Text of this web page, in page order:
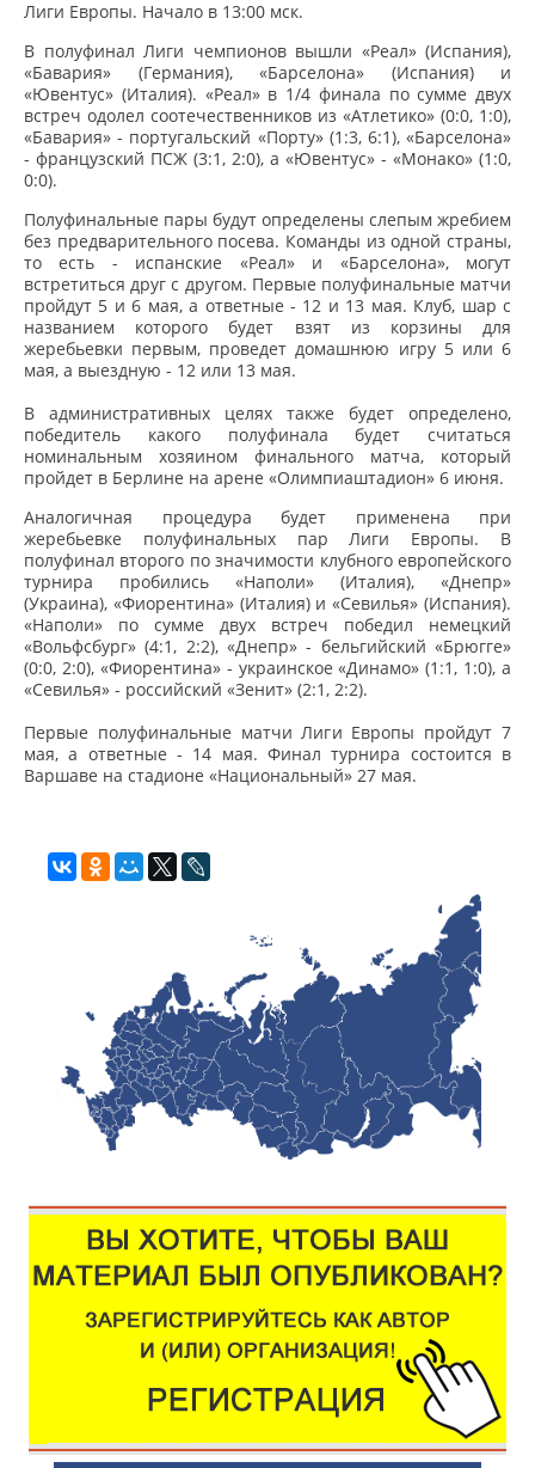
Лиги Европы. Начало в 13:00 мск.
В полуфинал Лиги чемпионов вышли «Реал» (Испания),
«Бавария» (Германия), «Барселона» (Испания) и
«Ювентус» (Италия). «Реал» в 1/4 финала по сумме двух
встреч одолел соотечественников из «Атлетико» (0:0, 1:0),
«Бавария» - португальский «Порту» (1:3, 6:1), «Барселона»
- французский ПСЖ (3:1, 2:0), а «Ювентус» - «Монако» (1:0,
0:0).
Полуфинальные пары будут определены слепым жребием
без предварительного посева. Команды из одной страны,
то есть - испанские «Реал» и «Барселона», могут
встретиться друг с другом. Первые полуфинальные матчи
пройдут 5 и 6 мая, а ответные - 12 и 13 мая. Клуб, шар с
названием которого будет взят из корзины для
жеребьевки первым, проведет домашнюю игру 5 или 6
мая, а выездную - 12 или 13 мая.
В административных целях также будет определено,
победитель какого полуфинала будет считаться
номинальным хозяином финального матча, который
пройдет в Берлине на арене «Олимпиаштадион» 6 июня.
Аналогичная процедура будет применена при
жеребьевке полуфинальных пар Лиги Европы. В
полуфинал второго по значимости клубного европейского
турнира пробились «Наполи» (Италия), «Днепр»
(Украина), «Фиорентина» (Италия) и «Севилья» (Испания).
«Наполи» по сумме двух встреч победил немецкий
«Вольфсбург» (4:1, 2:2), «Днепр» - бельгийский «Брюгге»
(0:0, 2:0), «Фиорентина» - украинское «Динамо» (1:1, 1:0), а
«Севилья» - российский «Зенит» (2:1, 2:2).
Первые полуфинальные матчи Лиги Европы пройдут 7
мая, а ответные - 14 мая. Финал турнира состоится в
Варшаве на стадионе «Национальный» 27 мая.